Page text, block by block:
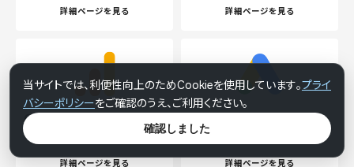
詳細ページを見る 詳細ページを見る
Googleアナリティクス研修
詳細ページを見る 詳細ページを見る
当サイトでは、利便性向上のためCookieを使用しています。プライ
バシーポリシーをご確認のうえ、ご利用ください。
確認しました